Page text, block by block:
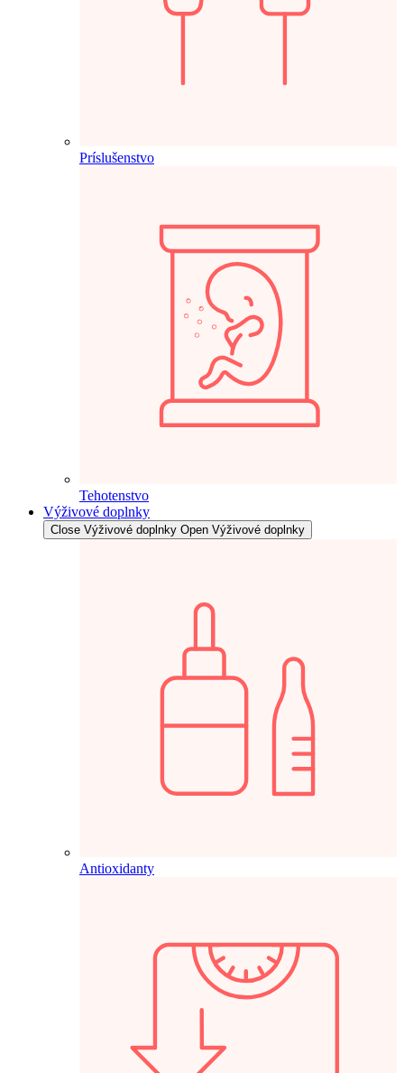
Príslušenstvo
Tehotenstvo
Výživové doplnky
Close Výživové doplnky Open Výživové doplnky
Antioxidanty